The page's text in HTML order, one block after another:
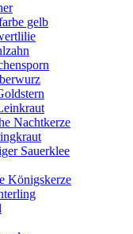
gelb
Nachtkerze
Sauerklee
Königskerze